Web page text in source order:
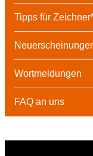
Tipps für
Wortmeldungen
FAQ an uns